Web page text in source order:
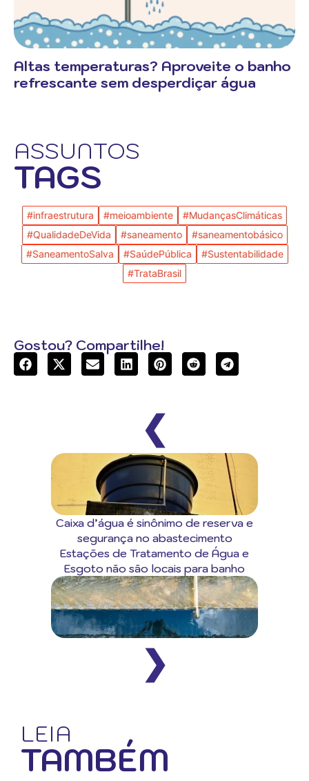
Altas temperaturas? Aproveite o banho
refrescante sem desperdiçar água
ASSUNTOS
TAGS
#infraestrutura #meioambiente
#MudançasClimáticas
#QualidadeDeVida
#saneamento
#saneamentobásico
#SaneamentoSalva
#SaúdePública
#Sustentabilidade
#TrataBrasil
Gostou? Compartilhe!
❮
Caixa d’água é sinônimo de reserva e
segurança no abastecimento
Estações de Tratamento de Água e
Esgoto não são locais para banho
❯
LEIA
TAMBÉM